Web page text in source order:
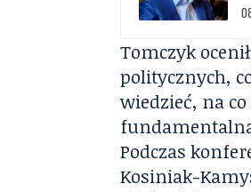
Tomczyk
politycznych,
wiedzieć, na
Podczas
Kosiniak-